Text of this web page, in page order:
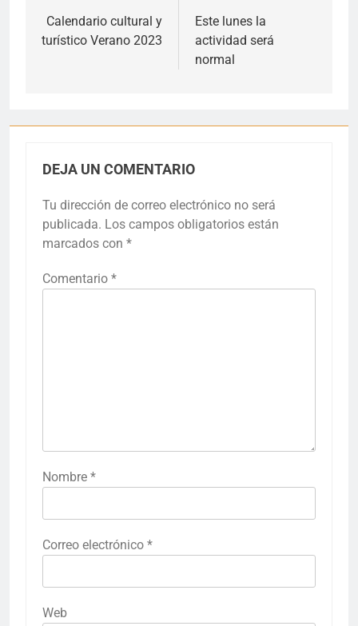
de
Calendario cultural y
turístico Verano 2023
Este lunes la
actividad será
normal
DEJA UN COMENTARIO
Tu dirección de correo electrónico no será
publicada. Los campos obligatorios están
marcados con *
Comentario *
Nombre *
Correo electrónico *
Web